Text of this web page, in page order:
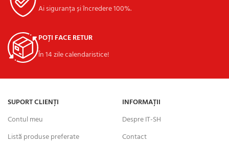
Ai siguranța și încredere 100%.
POȚI FACE RETUR
În 14 zile calendaristice!
SUPORT CLIENȚI
Contul meu
Listă produse preferate
INFORMAȚII
Despre IT-SH
Contact